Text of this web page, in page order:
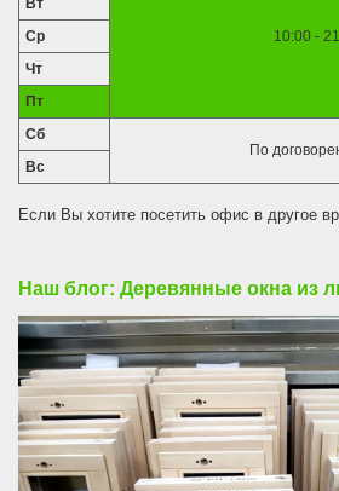
10:00 -
Вт
Ср
Чт
Пт
Сб
По
Вс
Если Вы хотите посетить офис в другое
Наш блог: Деревянные окна из